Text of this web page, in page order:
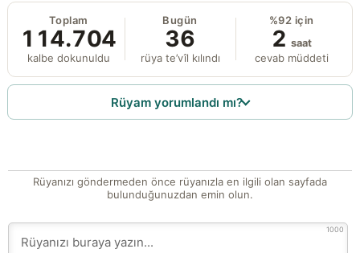
Toplam
114.704
kalbe dokunuldu
Bugün
36
rüya te’vîl kılındı
%92 için
2 saat
cevab müddeti
Rüyam yorumlandı mı?
Rüyanızı göndermeden önce rüyanızla en ilgili olan sayfada
bulunduğunuzdan emin olun.
1000